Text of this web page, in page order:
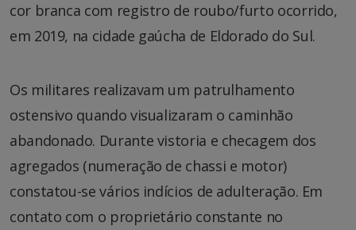
cor branca com registro de roubo/furto ocorrido,
em 2019, na cidade gaúcha de Eldorado do Sul.
Os militares realizavam um patrulhamento
ostensivo quando visualizaram o caminhão
abandonado. Durante vistoria e checagem dos
agregados (numeração de chassi e motor)
constatou-se vários indícios de adulteração. Em
contato com o proprietário constante no